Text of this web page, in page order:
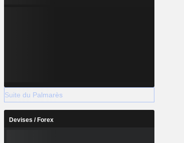
Suite du Palmarès
Devises / Forex